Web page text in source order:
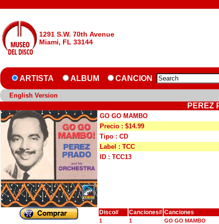
1291 S.W. 70th Avenue
Miami, FL 33144
ARTISTA ALBUM CANCION
English Version
PEREZ
GO GO MAMBO
Precio : $14.99
Tipo : CD
Label : TCC
ID : TCC13
Disco# Canciones# Canciones
1 1
GO GO MAMBO